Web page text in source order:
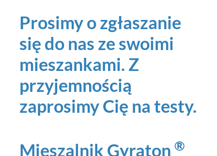
Prosimy o zgłaszanie
się do nas ze swoimi
mieszankami. Z
przyjemnością
zaprosimy Cię na testy.
Mieszalnik Gyraton ®